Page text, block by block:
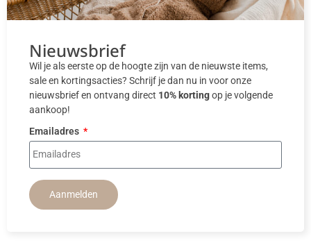
Nieuwsbrief
Wil je als eerste op de hoogte zijn van de nieuwste items,
sale en kortingsacties? Schrijf je dan nu in voor onze
nieuwsbrief en ontvang direct 10% kortingop je volgende
aankoop!
Emailadres
Aanmelden